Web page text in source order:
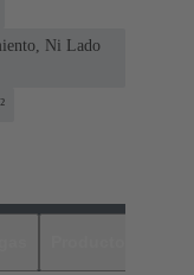
Ni Lado